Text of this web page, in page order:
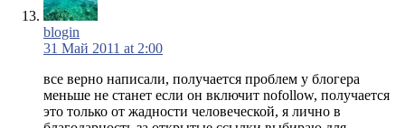
blogin
31 Май 2011 at 2:00
все верно написали, получается проблем у блогера
меньше не станет если он включит nofollow, получается
это только от жадности человеческой, я лично в